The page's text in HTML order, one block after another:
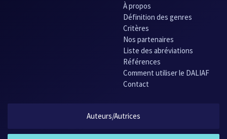
À propos
Définition des genres
Critères
Nos partenaires
Liste des abréviations
Références
Comment utiliser le DALIAF
Contact
Auteurs/Autrices